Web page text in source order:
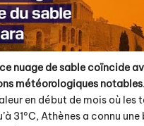
nuage de sable coïncide
météorologiques notables
en début de mois où les
31°C, Athènes a connu